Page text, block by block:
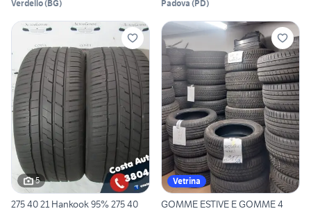
Verdello(BG) Padova (PD)
5
275 40 21 Hankook 95% 275 40
Vetrina
GOMME ESTIVE E GOMME 4